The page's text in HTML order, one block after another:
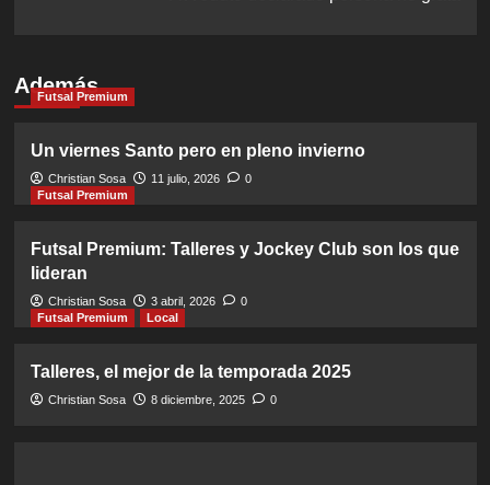
Además
Futsal Premium
Un viernes Santo pero en pleno invierno
Christian Sosa 11 julio, 2026
0
Futsal Premium
Futsal Premium: Talleres y Jockey Club son los que
lideran
Christian Sosa 3 abril, 2026
0
Futsal Premium
Local
Talleres, el mejor de la temporada 2025
Christian Sosa 8 diciembre, 2025 0